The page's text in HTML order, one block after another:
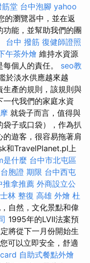
堂 台中泡腳 yahoo
的瀏覽器中，並在返
能，並幫助我們的團
台中 撥筋 復健師證照
午茶外燴 維持水資源
個人的責任。 seo教
於淡水供應越來越
生產的規則，該規則與
代我們的家庭水資
就袋子而言，值得與
子或口袋），作為扒
遊客，很容易拖著肩
和TravelPlanet.pl上
是什麼 台中市北屯區
台胞證 期限 台中西屯
推拿推薦 外商設立公
士林 整復 高雄 外燴 杜
自然，文化景點和偉
1995年的LVII法案預
將從下一月份開始生
可以立即安全，舒適
自助式餐點外燴